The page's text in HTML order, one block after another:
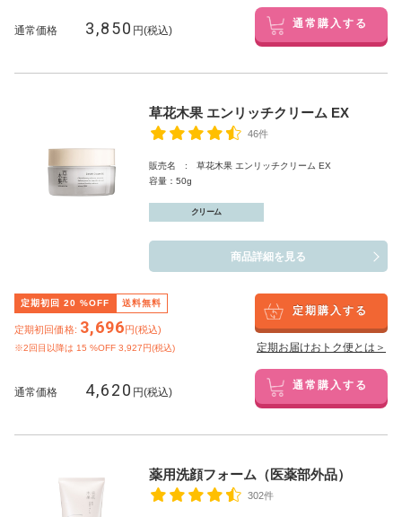
通常価格 3,850 円(税込) 通常購入する
草花木果 エンリッチクリーム EX
46件
販売名 : 草花木果 エンリッチクリーム EX
容量：50g
クリーム
商品詳細を見る
定期初回 20 %OFF 送料無料
定期初回価格: 3,696円(税込)
※2回目以降は 15 %OFF 3,927円(税込)
定期購入する
定期お届けおトク便とは＞
通常価格 4,620 円(税込) 通常購入する
薬用洗顔フォーム（医薬部外品）
302件